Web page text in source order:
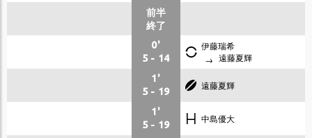
前半
終了
0'
5 - 14
伊藤瑞希
遠藤夏輝
1'
5 - 19
遠藤夏輝
1'
5 - 19
中島優大